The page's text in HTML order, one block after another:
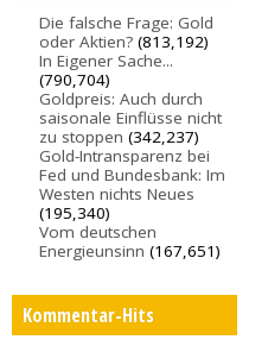
Die falsche Frage: Gold
oder Aktien? (813,192)
In Eigener Sache...
(790,704)
Goldpreis: Auch durch
saisonale Einflüsse nicht
zu stoppen (342,237)
Gold-Intransparenz bei
Fed und Bundesbank: Im
Westen nichts Neues
(195,340)
Vom deutschen
Energieunsinn (167,651)
Kommentar-Hits